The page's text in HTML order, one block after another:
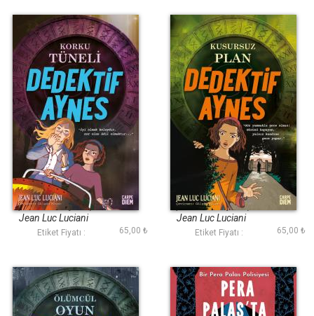
Korku Tüneli
(Dedektif Aynes)
Jean Luc Luciani
Etiket Fiyatı : 65,00 ₺
Kusursuz Plan
(Dedektif Aynes)
Jean Luc Luciani
Etiket Fiyatı : 65,00 ₺